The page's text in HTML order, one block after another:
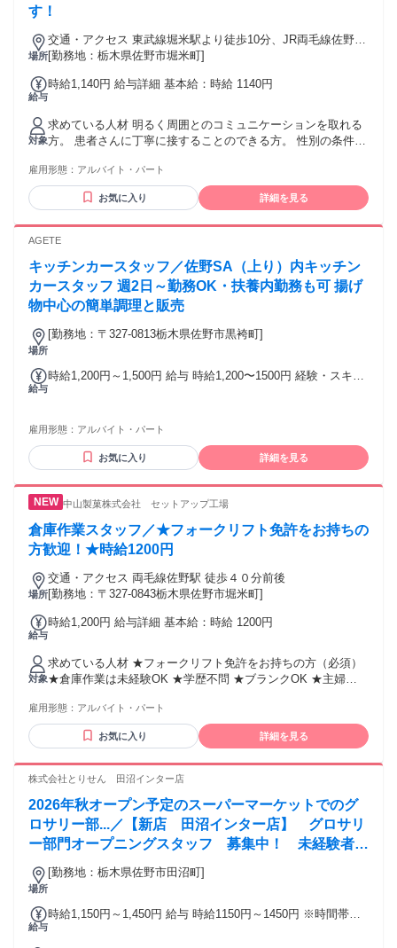
す！
場所
交通・アクセス 東武線堀米駅より徒歩10分、JR両毛線佐野駅
より車で10分 ★車通勤可/無料駐車場有
[勤務地：栃木県佐野市堀米町]
給与
時給1,140円 給与詳細 基本給：時給 1140円
対象
求めている人材 明るく周囲とのコミュニケーションを取れる
方。 患者さんに丁寧に接することのできる方。 性別の条件と
雇用形態： アルバイト・パート
お気に入り 詳細を見る
AGETE
キッチンカースタッフ／佐野SA（上り）内キッチン
カースタッフ 週2日～勤務OK・扶養内勤務も可 揚げ
物中心の簡単調理と販売
場所
[勤務地：〒327-0813栃木県佐野市黒袴町]
給与
時給1,200円～1,500円 給与 時給1,200〜1500円 経験・スキル
務 ＝1日あたり 9,600円 × 月 8日 ＝月収例 76,800円 週5日勤
9,600円 × 月 20日 ＝月収例 192,000円
雇用形態： アルバイト・パート
お気に入り 詳細を見る
中山製菓株式会社 セットアップ工場
倉庫作業スタッフ／★フォークリフト免許をお持ちの
方歓迎！★時給1200円
場所
交通・アクセス 両毛線佐野駅 徒歩４０分前後
[勤務地：〒327-0843栃木県佐野市堀米町]
給与
時給1,200円 給与詳細 基本給：時給 1200円
対象
求めている人材 ★フォークリフト免許をお持ちの方（必須）
★倉庫作業は未経験OK ★学歴不問 ★ブランクOK ★主婦
です！／ ￣￣Ｖ￣￣￣￣￣￣￣￣￣￣￣￣￣￣￣ 🔸コツコツ
真面目に取り組める方 🔸決められたルールをきちんと守れる
方 🔸遅刻・欠勤なく安定して働ける方 🔸手を動かす作業が好
フトの資格はとったけど、それっきりで役に立ててない
雇用形態： アルバイト・パート
お気に入り 詳細を見る
株式会社とりせん 田沼インター店
2026年秋オープン予定のスーパーマーケットでのグ
ロサリー部...／【新店 田沼インター店】 グロサリ
ー部門オープニングスタッフ 募集中！ 未経験者大
歓迎！！
場所
[勤務地：栃木県佐野市田沼町]
給与
時給1,150円～1,450円 給与 時給1150円～1450円 ※時間帯、